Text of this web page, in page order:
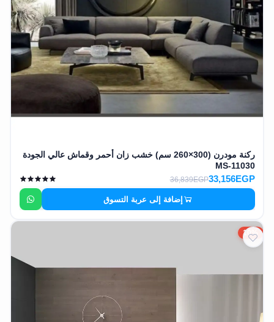
ركنة مودرن (300×260 سم) خشب زان أحمر وقماش عالي الجودة
MS-11030
33,156EGP
36,839EGP
إضافة إلى عربة التسوق
10%